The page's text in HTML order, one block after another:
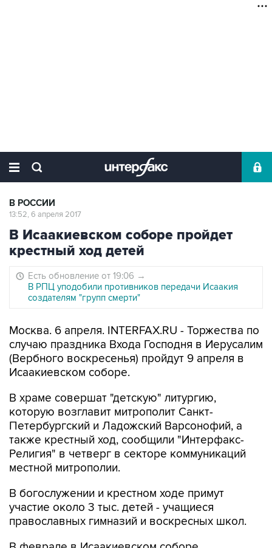
В РОССИИ
13:52, 6 апреля 2017
В Исаакиевском соборе пройдет
крестный ход детей
Есть обновление от 19:06 →
В РПЦ уподобили противников передачи Исаакия
создателям "групп смерти"
Москва. 6 апреля. INTERFAX.RU - Торжества по
случаю праздника Входа Господня в Иерусалим
(Вербного воскресенья) пройдут 9 апреля в
Исаакиевском соборе.
В храме совершат "детскую" литургию,
которую возглавит митрополит Санкт-
Петербургский и Ладожский Варсонофий, а
также крестный ход, сообщили "Интерфакс-
Религия" в четверг в секторе коммуникаций
местной митрополии.
В богослужении и крестном ходе примут
участие около 3 тыс. детей - учащиеся
православных гимназий и воскресных школ.